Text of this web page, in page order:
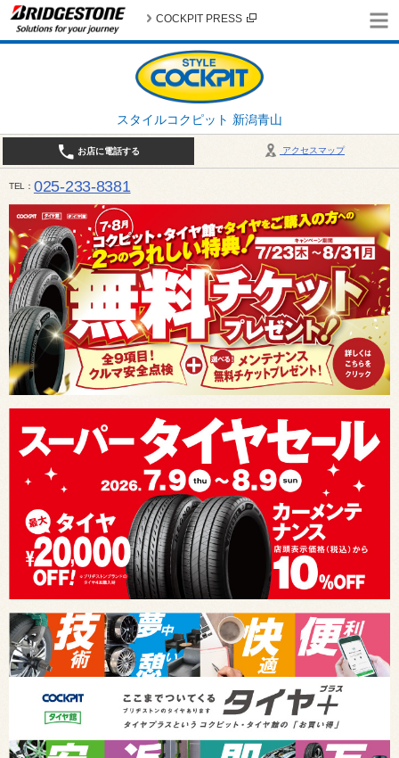
COCKPIT PRESS
スタイルコクピット 新潟青山
アクセスマップ
お店に電話する
TEL 025-233-8381
営業時間は10:00～18:30 作業、商談受付は10:00〜18:00です。 / 定休日：2026年 8月のお休み
（日曜日）、19日（水曜日）26日（水曜日）